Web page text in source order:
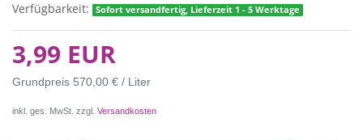
Verfügbarkeit:
Sofort versandfertig, Lieferzeit 1 - 5 Werktage
3,99 EUR
Grundpreis 570,00 € / Liter
inkl. ges. MwSt. zzgl. Versandkosten